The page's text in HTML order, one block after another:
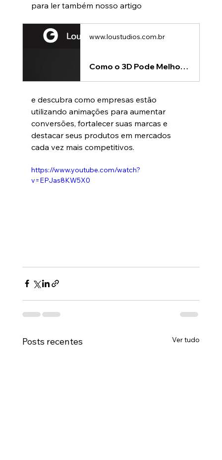
para ler também nosso artigo
www.loustudios.com.br
Como o 3D Pode Melhorar Suas Vendas
e descubra como empresas estão
utilizando animações para aumentar
conversões, fortalecer suas marcas e
destacar seus produtos em mercados
cada vez mais competitivos.
https://www.youtube.com/watch?
v=EPJas8KW5X0
Posts recentes Ver tudo